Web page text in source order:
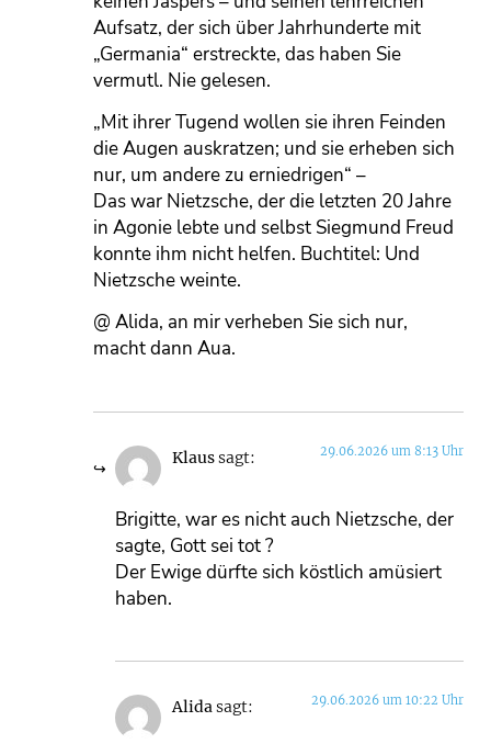
Aufsatz, der sich über Jahrhunderte mit
„Germania“ erstreckte, das haben Sie
vermutl. Nie gelesen.
„Mit ihrer Tugend wollen sie ihren Feinden
die Augen auskratzen; und sie erheben sich
nur, um andere zu erniedrigen“ –
Das war Nietzsche, der die letzten 20 Jahre
in Agonie lebte und selbst Siegmund Freud
konnte ihm nicht helfen. Buchtitel: Und
Nietzsche weinte.
@ Alida, an mir verheben Sie sich nur,
macht dann Aua.
Klaussagt: 29.06.2026 um 8:13 Uhr
Brigitte, war es nicht auch Nietzsche, der
sagte, Gott sei tot ?
Der Ewige dürfte sich köstlich amüsiert
haben.
Alidasagt: 29.06.2026 um 10:22 Uhr